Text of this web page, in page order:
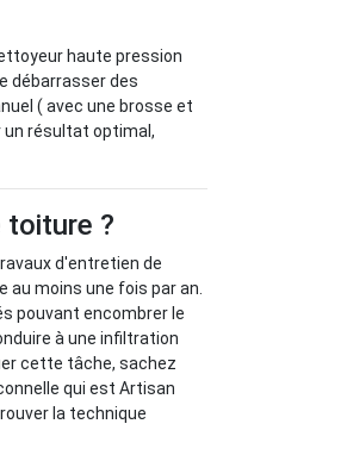
haute pression
débarrasser des
( avec une brosse et
un résultat optimal,
toiture ?
d'entretien de
moins une fois par an.
pouvant encombrer le
à une infiltration
cette tâche, sachez
qui est Artisan
la technique